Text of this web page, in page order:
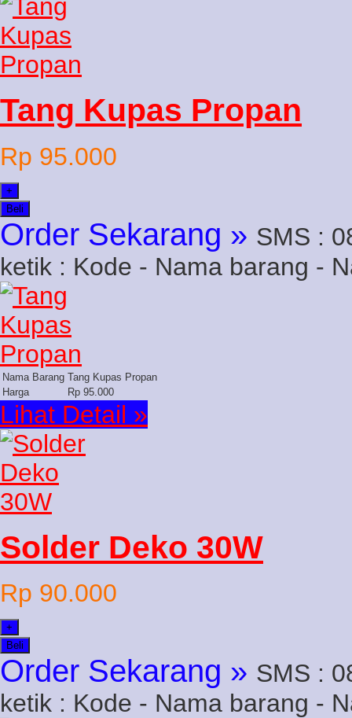
Tang Kupas Propan
Rp 95.000
+
Beli
Order Sekarang » SMS :
ketik : Kode - Nama barang -
Nama Barang Tang Kupas Propan
Harga
Rp 95.000
Lihat Detail »
Solder Deko 30W
Rp 90.000
+
Beli
Order Sekarang » SMS :
ketik : Kode - Nama barang -